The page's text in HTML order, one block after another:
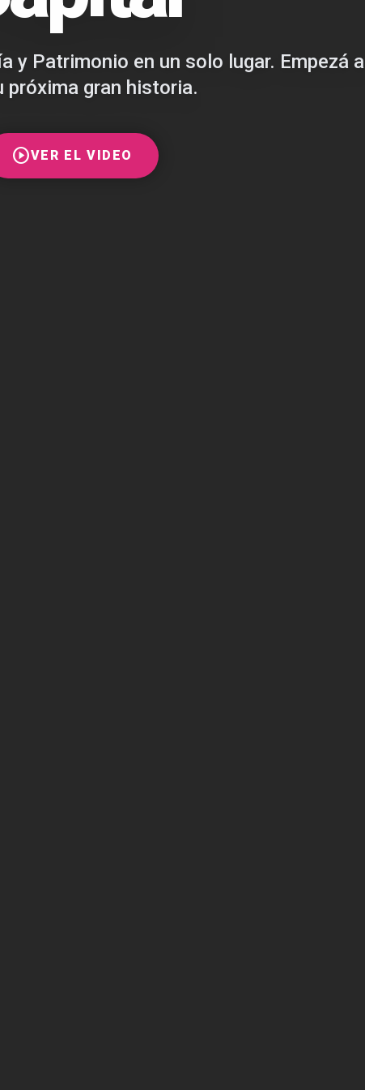
y Patrimonio en un solo lugar. Empezá a
próxima gran historia.
play_circleVER EL VIDEO